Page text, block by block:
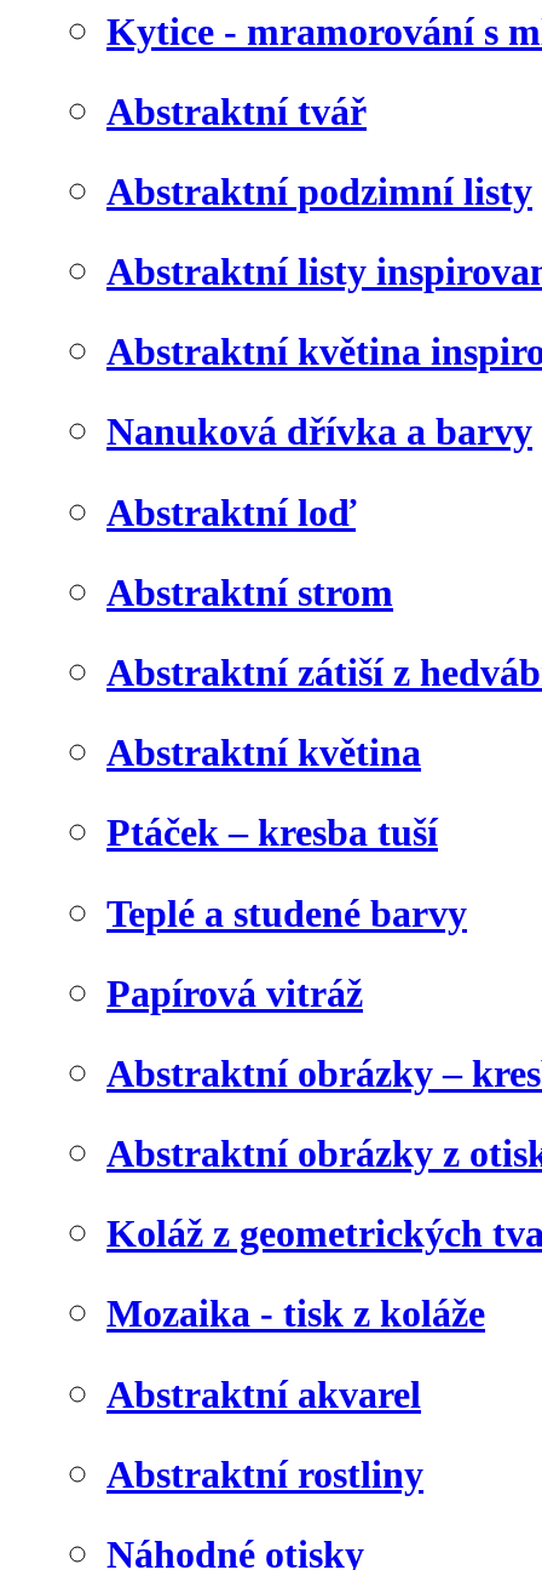
Kytice - mramorování s
Abstraktní tvář
Abstraktní podzimní listy
Abstraktní listy
Abstraktní květina
Nanuková dřívka a barvy
Abstraktní loď
Abstraktní strom
Abstraktní zátiší z
Abstraktní květina
Ptáček – kresba tuší
Teplé a studené barvy
Papírová vitráž
Abstraktní obrázky –
Abstraktní obrázky z
Koláž z geometrických
Mozaika - tisk z koláže
Abstraktní akvarel
Abstraktní rostliny
Náhodné otisky